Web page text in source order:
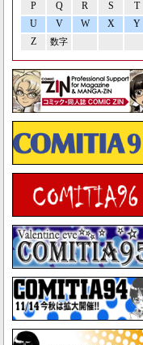
P Q R S
T
U
V W X
Y
Z
数字